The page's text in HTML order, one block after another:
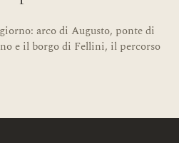
arco di Augusto, ponte di
e il borgo di Fellini, il percorso